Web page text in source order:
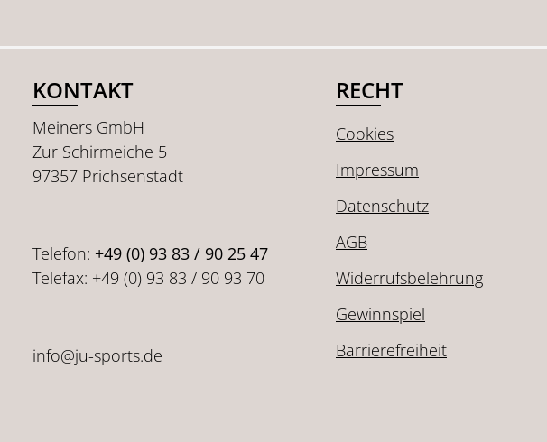
KONTAKT
Meiners GmbH
Zur Schirmeiche 5
97357 Prichsenstadt
Telefon: +49 (0) 93 83 / 90 25 47
Telefax: +49 (0) 93 83 / 90 93 70
info@ju-sports.de
RECHT
Cookies
Impressum
Datenschutz
AGB
Widerrufsbelehrung
Gewinnspiel
Barrierefreiheit